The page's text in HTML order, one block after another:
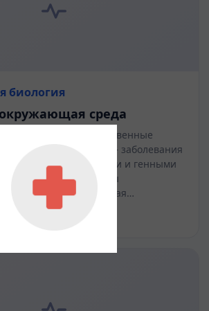
биология
среда
среда Наследственные
болезни— заболевания
хромосомными и генными
ошибочно термины
болезнь» и «врожденная…